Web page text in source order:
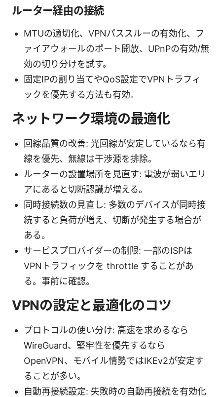
ルーター経由の接続
MTUの適切化、VPNパススルーの有効化、フ
ァイアウォールのポート開放、UPnPの有効/無
効の切り分けを試す。
固定IPの割り当てやQoS設定でVPNトラフィ
ックを優先する方法も有効。
ネットワーク環境の最適化
回線品質の改善: 光回線が安定しているなら有
線を優先、無線は干渉源を排除。
ルーターの設置場所を見直す: 電波が弱いエリ
アにあると切断認識が増える。
同時接続数の見直し: 多数のデバイスが同時接
続すると負荷が増え、切断が発生する場合が
ある。
サービスプロバイダーの制限: 一部のISPは
VPNトラフィックを throttle することがあ
る。事前に確認。
VPNの設定と最適化のコツ
プロトコルの使い分け: 高速を求めるなら
WireGuard、堅牢性を優先するなら
OpenVPN、モバイル情勢ではIKEv2が安定す
ることが多い。
自動再接続設定: 失敗時の自動再接続を有効化